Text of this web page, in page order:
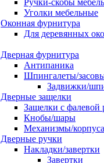
Ручки-скобы
Уголки мебельные
Оконная фурнитура
Для деревянных
Дверная фурнитура
Антипаника
Шпингалеты/
Задвижки/
Дверные защелки
Защелки с фалевой
Кнобы/шары
Механизмы/
Дверные ручки
Накладки/завертки
Завертки